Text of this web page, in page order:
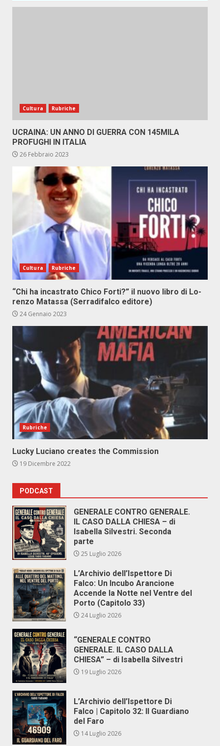
Cultura Rubriche
UCRAINA: UN ANNO DI GUERRA CON 145MILA
PROFUGHI IN ITALIA
26 Febbraio 2023
Cultura Rubriche
“Chi ha in­ca­stra­to Chi­co For­ti?” il nuo­vo li­bro di Lo­
ren­zo Ma­tas­sa (Ser­ra­di­fal­co edi­to­re)
24 Gennaio 2023
Rubriche
Lucky Luciano creates the Commission
19 Dicembre 2022
PODCAST
GENERALE CONTRO GENERALE.
IL CASO DALLA CHIESA – di
Isabella Silvestri. Seconda
parte
25 Luglio 2026
L’Archivio dell’Ispettore Di
Falco: Un Incubo Arancione
Accende la Notte nel Ventre del
Porto (Capitolo 33)
24 Luglio 2026
“GENERALE CONTRO
GENERALE. IL CASO DALLA
CHIESA” – di Isabella Silvestri
19 Luglio 2026
L’Archivio dell’Ispettore Di
Falco | Capitolo 32: Il Guardiano
del Faro
14 Luglio 2026